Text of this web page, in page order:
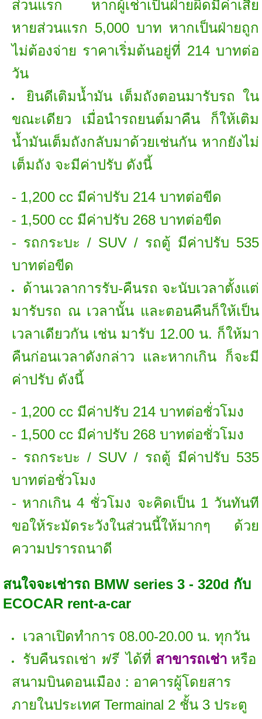
ส่วนแรก หากผู้เช่าเป็นฝ่ายผิดมีค่าเสีย
หายส่วนแรก 5,000 บาท หากเป็นฝ่ายถูก
ไม่ต้องจ่าย ราคาเริ่มต้นอยู่ที่ 214 บาทต่อ
วัน
ยินดีเติมน้ำมัน เต็มถังตอนมารับรถ ใน
ขณะเดียว เมื่อนำรถยนต์มาคืน ก็ให้เติม
น้ำมันเต็มถังกลับมาด้วยเช่นกัน หากยังไม่
เต็มถัง จะมีค่าปรับ ดังนี้
- 1,200 cc มีค่าปรับ 214 บาทต่อขีด
- 1,500 cc มีค่าปรับ 268 บาทต่อขีด
- รถกระบะ / SUV / รถตู้ มีค่าปรับ 535
บาทต่อขีด
ด้านเวลาการรับ-คืนรถ จะนับเวลาตั้งแต่
มารับรถ ณ เวลานั้น และตอนคืนก็ให้เป็น
เวลาเดียวกัน เช่น มารับ 12.00 น. ก็ให้มา
คืนก่อนเวลาดังกล่าว และหากเกิน ก็จะมี
ค่าปรับ ดังนี้
- 1,200 cc มีค่าปรับ 214 บาทต่อชั่วโมง
- 1,500 cc มีค่าปรับ 268 บาทต่อชั่วโมง
- รถกระบะ / SUV / รถตู้ มีค่าปรับ 535
บาทต่อชั่วโมง
- หากเกิน 4 ชั่วโมง จะคิดเป็น 1 วันทันที
ขอให้ระมัดระวังในส่วนนี้ให้มากๆ ด้วย
ความปรารถนาดี
สนใจจะเช่ารถ BMW series 3 - 320d กับ
ECOCAR rent-a-car
เวลาเปิดทำการ 08.00-20.00 น. ทุกวัน
รับคืนรถเช่า ฟรีได้ที่ สาขารถเช่าหรือ
สนามบินดอนเมือง : อาคารผู้โดยสาร
ภายในประเทศ Termainal 2 ชั้น 3 ประตู